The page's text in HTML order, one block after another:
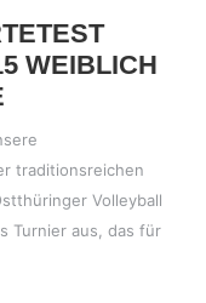
WEIBLICH
traditionsreichen
Volleyball
Turnier aus, das für